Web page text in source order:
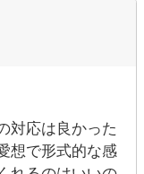
対応は良かった
想で形式的な感